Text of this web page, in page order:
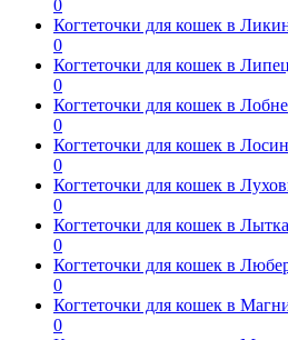
0
Когтеточки для кошек в
0
Когтеточки для кошек в
0
Когтеточки для кошек в Лобне
0
Когтеточки для кошек в
0
Когтеточки для кошек в
0
Когтеточки для кошек в
0
Когтеточки для кошек в
0
Когтеточки для кошек в
0